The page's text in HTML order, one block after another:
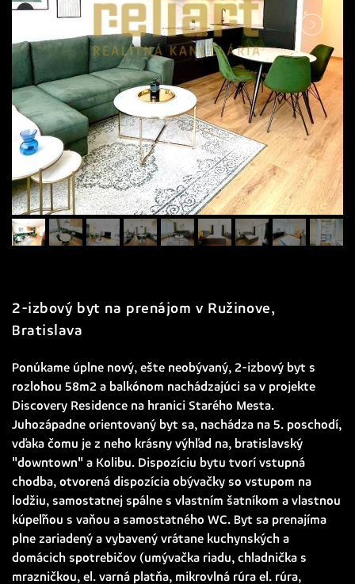
2-izbový byt na prenájom v Ružinove,
Bratislava
Ponúkame úplne nový, ešte neobývaný, 2-izbový byt s
rozlohou 58m2 a balkónom nachádzajúci sa v projekte
Discovery Residence na hranici Starého Mesta.
Juhozápadne orientovaný byt sa, nachádza na 5. poschodí,
vďaka čomu je z neho krásny výhľad na, bratislavský
"downtown" a Kolibu. Dispozíciu bytu tvorí vstupná
chodba, otvorená dispozícia obývačky so vstupom na
lodžiu, samostatnej spálne s vlastním šatníkom a vlastnou
kúpeľňou s vaňou a samostatného WC. Byt sa prenajíma
plne zariadený a vybavený vrátane kuchynských a
domácich spotrebičov (umývačka riadu, chladnička s
mrazničkou, el. varná platňa, mikrovlná rúra el. rúra,